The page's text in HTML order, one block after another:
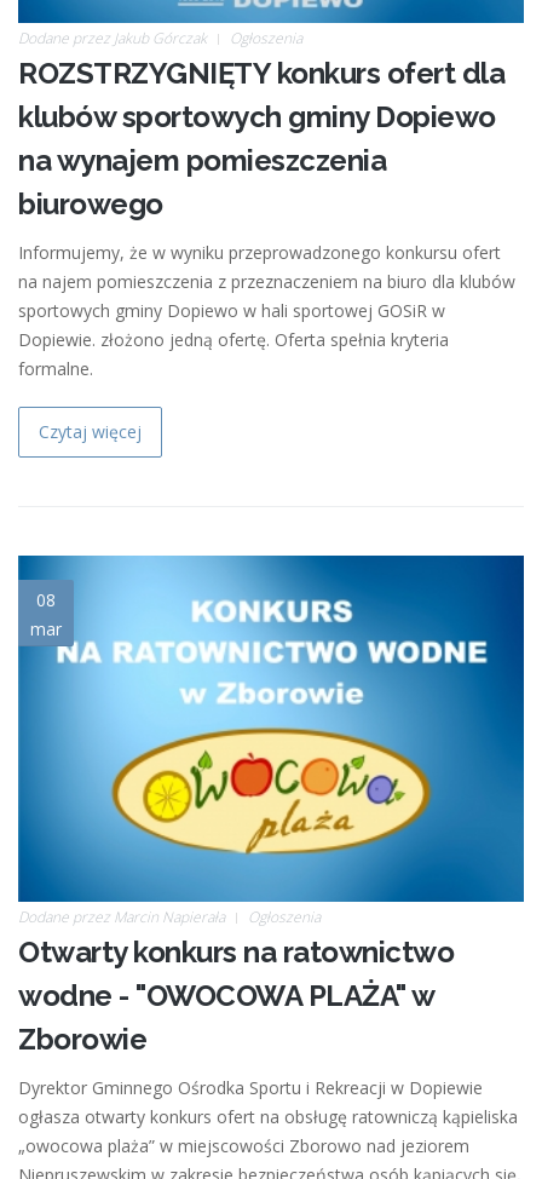
Dodane przez Jakub Górczak Ogłoszenia
ROZSTRZYGNIĘTY konkurs ofert dla
klubów sportowych gminy Dopiewo
na wynajem pomieszczenia
biurowego
Informujemy, że w wyniku przeprowadzonego konkursu ofert
na najem pomieszczenia z przeznaczeniem na biuro dla klubów
sportowych gminy Dopiewo w hali sportowej GOSiR w
Dopiewie. złożono jedną ofertę. Oferta spełnia kryteria
formalne.
Czytaj więcej
08
mar
ikona_ratownictwo.jpg
Dodane przez Marcin Napierała Ogłoszenia
Otwarty konkurs na ratownictwo
wodne - "OWOCOWA PLAŻA" w
Zborowie
Dyrektor Gminnego Ośrodka Sportu i Rekreacji w Dopiewie
ogłasza otwarty konkurs ofert na obsługę ratowniczą kąpieliska
„owocowa plaża” w miejscowości Zborowo nad jeziorem